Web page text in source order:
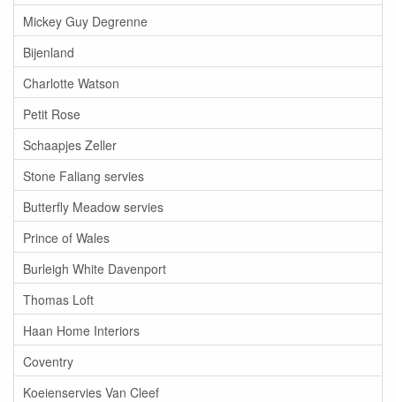
Mickey Guy Degrenne
Bijenland
Charlotte Watson
Petit Rose
Schaapjes Zeller
Stone Faliang servies
Butterfly Meadow servies
Prince of Wales
Burleigh White Davenport
Thomas Loft
Haan Home Interiors
Coventry
Koeienservies Van Cleef